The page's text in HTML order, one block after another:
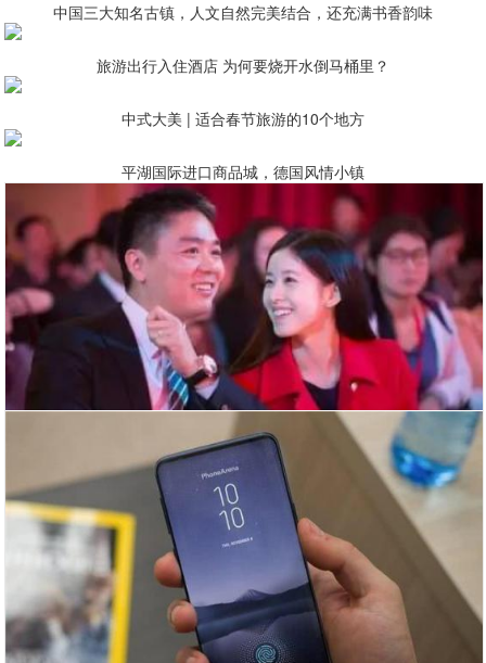
中国三大知名古镇，人文自然完美结合，还充满书香韵味
旅游出行入住酒店 为何要烧开水倒马桶里？
中式大美 | 适合春节旅游的10个地方
平湖国际进口商品城，德国风情小镇